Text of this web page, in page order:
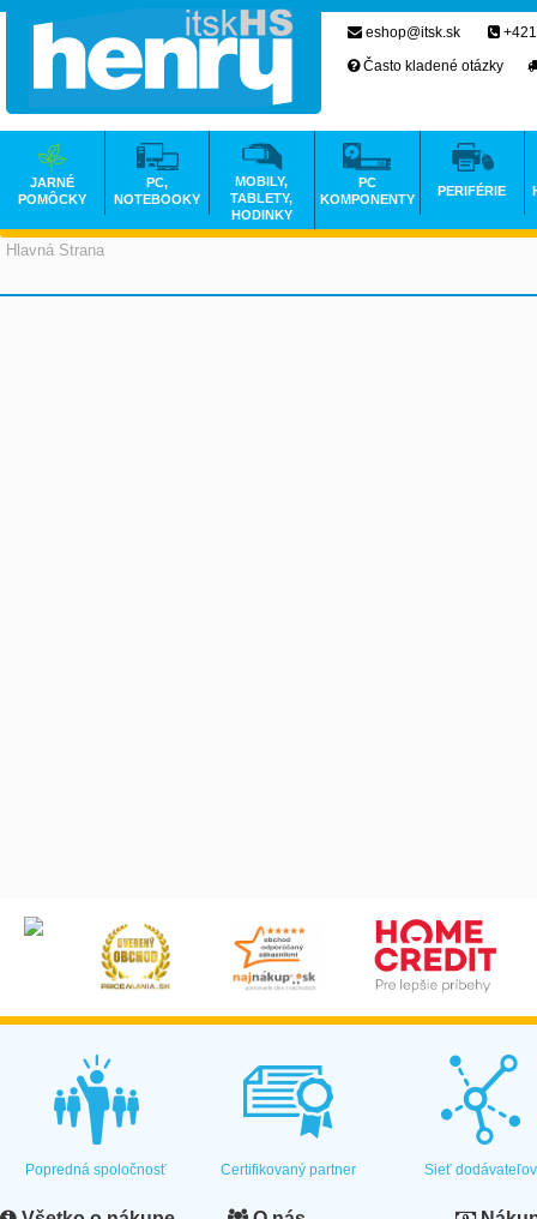
Hlavná Strana
eshop@itsk.sk
Často kladené otázky
JARNÉ
POMÔCKY
PC,
NOTEBOOKY
MOBILY,
TABLETY,
HODINKY
PC
KOMPONENTY
PERIFÉRIE
Popredná spoločnosť Certifikovaný partner Sieť dodávateľov